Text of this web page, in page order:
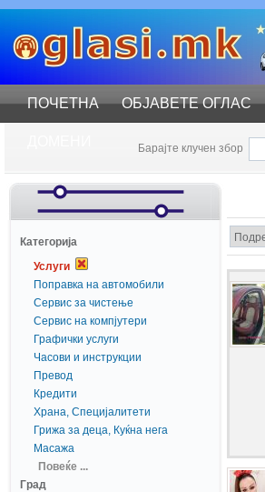
ПОЧЕТНА ОБЈАВЕТЕ ОГЛАС
Барајте клучен збор
Катeгорија
Услуги
Поправка на автомобили
Сервис за чистење
Сервис на компјутери
Графички услуги
Часови и инструкции
Превод
Кредити
Храна, Специјалитети
Грижа за деца, Куќна нега
Масажа
Повеќе ...
Град